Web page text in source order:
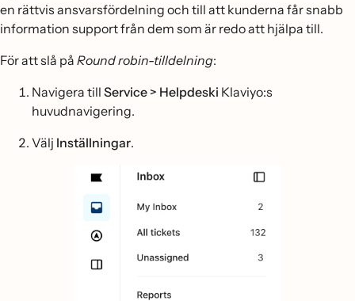
en rättvis ansvarsfördelning och till att kunderna får snabb
information support från dem som är redo att hjälpa till.
För att slå på Round robin-tilldelning:
Navigera till Service > Helpdeski Klaviyo:s
huvudnavigering.
Välj Inställningar.